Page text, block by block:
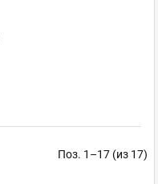
Поз. 1–17 (из 17)